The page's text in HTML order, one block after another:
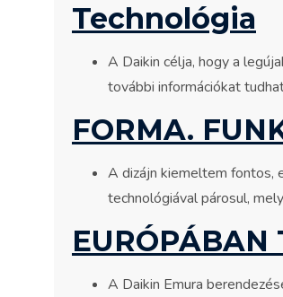
Technológia
A Daikin célja, hogy a
további információkat
FORMA.
A dizájn kiemeltem fontos,
technológiával párosul,
EURÓPÁBAN
A Daikin Emura